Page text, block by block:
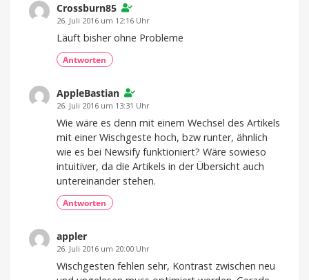
Crossburn85
26. Juli 2016 um 12:16 Uhr
Läuft bisher ohne Probleme
Antworten
AppleBastian
26. Juli 2016 um 13:31 Uhr
Wie wäre es denn mit einem Wechsel des Artikels
mit einer Wischgeste hoch, bzw runter, ähnlich
wie es bei Newsify funktioniert? Wäre sowieso
intuitiver, da die Artikels in der Übersicht auch
untereinander stehen.
Antworten
appler
26. Juli 2016 um 20:00 Uhr
Wischgesten fehlen sehr, Kontrast zwischen neu